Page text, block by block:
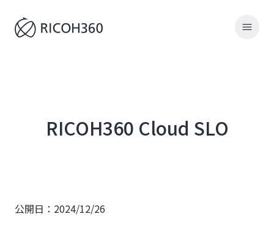
RICOH360 Cloud SLO
公開日：2024/12/26